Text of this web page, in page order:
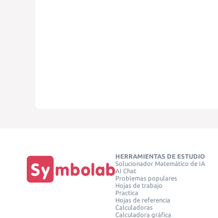
HERRAMIENTAS DE ESTUDIO
Solucionador Matemático de IA
AI Chat
Problemas populares
Hojas de trabajo
Practica
Hojas de referencia
Calculadoras
Calculadora gráfica